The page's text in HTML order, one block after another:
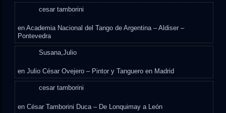
cesar tamborini
enAcademia Nacional del Tango de Argentina – Aldiser –
Pontevedra
Susana,Julio
enJulio César Ovejero – Pintor y Tanguero en Madrid
cesar tamborini
enCésar Tamborini Duca – De Lonquimay a León